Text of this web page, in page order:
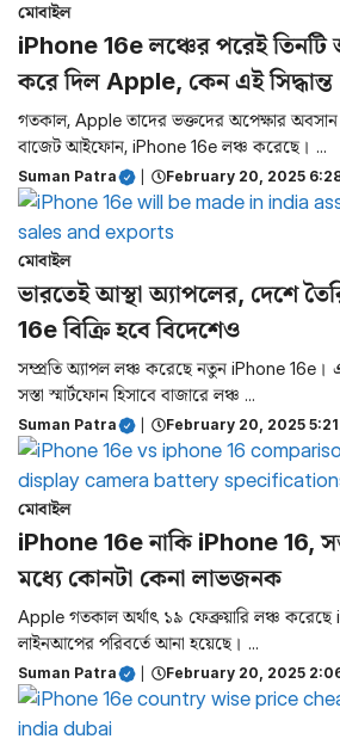
মোবাইল
iPhone 16e লঞ্চের পরেই
করে দিল Apple, কেন এই সিদ্ধান্ত
গতকাল, Apple তাদের ভক্তদের অপেক্ষার
বাজেট আইফোন, iPhone 16e লঞ্চ করেছে। ...
Suman Patra February 20, 2025
মোবাইল
ভারতেই আস্থা অ্যাপলের, দেশে
16e বিক্রি হবে বিদেশেও
সম্প্রতি অ্যাপল লঞ্চ করেছে নতুন iPhone 16e।
সস্তা স্মার্টফোন হিসাবে বাজারে লঞ্চ ...
Suman Patra February 20, 2025
মোবাইল
iPhone 16e নাকি iPhone 16,
মধ্যে কোনটা কেনা লাভজনক
Apple গতকাল অর্থাৎ ১৯ ফেব্রুয়ারি লঞ্চ
লাইনআপের পরিবর্তে আনা হয়েছে। ...
Suman Patra February 20, 2025